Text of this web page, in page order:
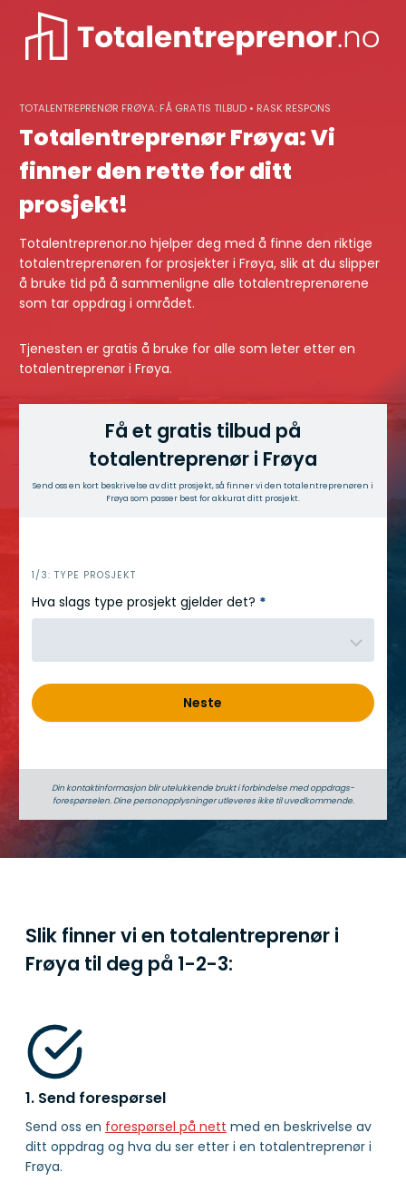
TOTALENTREPRENØR FRØYA: FÅ GRATIS TILBUD • RASK RESPONS
Totalentreprenør Frøya: Vi
finner den rette for ditt
prosjekt!
Totalentreprenor.no hjelper deg med å finne den riktige
totalentreprenøren for prosjekter i Frøya, slik at du slipper
å bruke tid på å sammenligne alle totalentreprenørene
som tar oppdrag i området.
Tjenesten er gratis å bruke for alle som leter etter en
totalentreprenør i Frøya.
Få et gratis tilbud på
totalentreprenør i Frøya
Send oss en kort beskrivelse av ditt prosjekt, så finner vi den totalentreprenøren i
Frøya som passer best for akkurat ditt prosjekt.
h
e
r
1/3: TYPE PROSJEKT
Hva slags type prosjekt gjelder det? *
Neste
Din kontaktinformasjon blir utelukkende brukt i forbindelse med oppdrags­
forespørselen. Dine person­­opplysninger utleveres ikke til uvedkommende.
Slik finner vi en totalentreprenør i
Frøya til deg på 1-2-3:
1. Send forespørsel
Send oss en forespørsel på nett med en beskrivelse av
ditt oppdrag og hva du ser etter i en totalentreprenør i
Frøya.